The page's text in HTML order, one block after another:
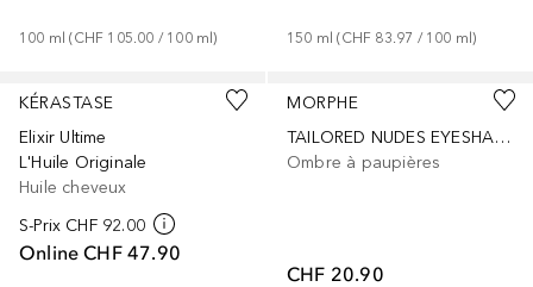
100 ml (CHF 105.00 / 100 ml) 150 ml (CHF 83.97 / 100 ml)
KÉRASTASE
Elixir Ultime
L'Huile Originale
Huile cheveux
S-Prix CHF 92.00
Online CHF 47.90
MORPHE
TAILORED NUDES EYESHADOW PALETTE
Ombre à paupières
CHF 20.90